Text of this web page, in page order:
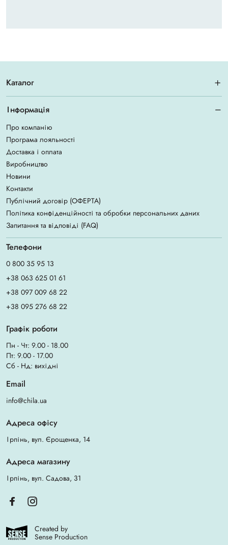
Каталог
Інформація
Про компанію
Програма лояльності
Доставка і оплата
Виробництво
Новини
Контакти
Публічний договір (ОФЕРТА)
Політика конфіденційності та обробки персональних даних
Запитання та відповіді (FAQ)
Телефони
0 800 35 95 13
+38 063 625 01 61
+38 097 009 68 22
+38 095 276 68 22
Графік роботи
Пн - Чт: 9.00 - 18.00
Пт: 9.00 - 17.00
Сб - Нд: вихідні
Email
info@chila.ua
Адреса офісу
Ірпінь, вул. Єрощенка, 14
Адреса магазину
Ірпінь, вул. Садова, 31
Created by
Sense Production